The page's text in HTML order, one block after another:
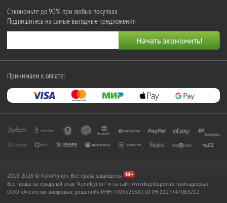
Сэкономьте до 90% при любых покупках
Подпишитесь на самые выгодные предложения
Принимаем к оплате:
2010-2026 © КупиКупон. Все права защищены.
Все права на товарный знак "КупиКупон" и на сайт www.kupikupon.ru принадлежат
OOO «Агентство цифровых решений» ИНН 7705523387, ОГРН 1127747063212